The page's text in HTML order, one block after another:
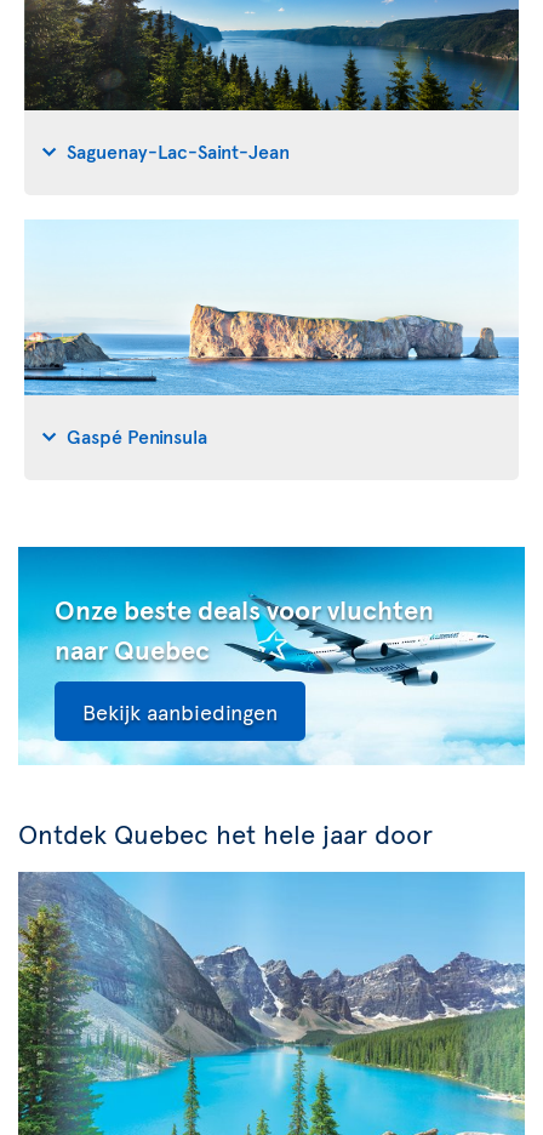
Saguenay-Lac-Saint-Jean
Gaspé Peninsula
Onze beste deals voor vluchten
naar Quebec
Bekijk aanbiedingen
Ontdek Quebec het hele jaar door